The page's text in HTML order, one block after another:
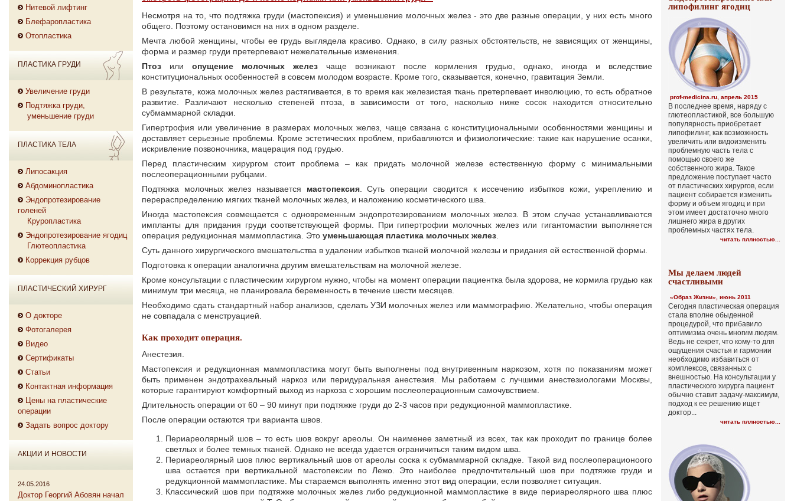
Нитевой лифтинг
Блефаропластика
Отопластика
ПЛАСТИКА ГРУДИ
Увеличение груди
Подтяжка груди,
уменьшение груди
ПЛАСТИКА ТЕЛА
Липосакция
Абдоминопластика
Эндопротезирование
голеней
Круропластика
Эндопротезирование ягодиц
Глютеопластика
Коррекция рубцов
ПЛАСТИЧЕСКИЙ ХИРУРГ
О докторе
Фотогалерея
Видео
Сертификаты
Статьи
Контактная информация
Цены на пластические
операции
Задать вопрос доктору
АКЦИИ И НОВОСТИ
24.05.2016
Доктор Георгий Абовян начал
Несмотря на то, что подтяжка груди (мастопексия) и уменьшение молочных желез - это две разные операции, у них есть много
общего. Поэтому остановимся на них в одном разделе.
Мечта любой женщины, чтобы ее грудь выглядела красиво. Однако, в силу разных обстоятельств, не зависящих от женщины,
форма и размер груди претерпевают нежелательные изменения.
Птоз или опущение молочных желез чаще возникают после кормления грудью, однако, иногда и вследствие
конституциональных особенностей в совсем молодом возрасте. Кроме того, сказывается, конечно, гравитация Земли.
В результате, кожа молочных желез растягивается, в то время как железистая ткань претерпевает инволюцию, то есть обратное
развитие. Различают несколько степеней птоза, в зависимости от того, насколько ниже сосок находится относительно
субмаммарной складки.
Гипертрофия или увеличение в размерах молочных желез, чаще связана с конституциональными особенностями женщины и
доставляет серьезные проблемы. Кроме эстетических проблем, прибавляются и физиологические: такие как нарушение осанки,
искривление позвоночника, мацерация под грудью.
Перед пластическим хирургом стоит проблема – как придать молочной железе естественную форму с минимальными
послеоперационными рубцами.
Подтяжка молочных желез называется мастопексия. Суть операции сводится к иссечению избытков кожи, укреплению и
перераспределению мягких тканей молочных желез, и наложению косметического шва.
Иногда мастопексия совмещается с одновременным эндопротезированием молочных желез. В этом случае устанавливаются
импланты для придания груди соответствующей формы. При гипертрофии молочных желез или гигантомастии выполняется
операция редукционная маммопластика. Это уменьшающая пластика молочных желез
Суть данного хирургического вмешательства в удалении избытков тканей молочной железы и придания ей естественной формы.
Подготовка к операции аналогична другим вмешательствам на молочной железе.
Кроме консультации с пластическим хирургом нужно, чтобы на момент операции пациентка была здорова, не кормила грудью как
минимум три месяца, не планировала беременность в течение шести месяцев.
Необходимо сдать стандартный набор анализов, сделать УЗИ молочных желез или маммографию. Желательно, чтобы операция
не совпадала с менструацией.
Как проходит операция.
Анестезия.
Мастопексия и редукционная маммопластика могут быть выполнены под внутривенным наркозом, хотя по показаниям может
быть применен эндотрахеальный наркоз или перидуральная анестезия. Мы работаем с лучшими анестезиологами Москвы,
которые гарантируют комфортный выход из наркоза с хорошим послеоперационным самочувствием.
Длительность операции от 60 – 90 минут при подтяжке груди до 2-3 часов при редукционной маммопластике.
После операции остаются три варианта швов.
Периареолярный шов – то есть шов вокруг ареолы. Он наименее заметный из всех, так как проходит по границе более
светлых и более темных тканей. Однако не всегда удается ограничиться таким видом шва.
Периареолярный шов плюс вертикальный шов от ареолы соска к субмаммарной складке. Такой вид послеоперационоого
шва остается при вертикальной мастопексии по Лежо. Это наиболее предпочтительный шов при подтяжке груди и
редукционной маммопластике. Мы стараемся выполнять именно этот вид операции, если позволяет ситуация.
Классический шов при подтяжке молочных желез либо редукционной маммопластике в виде периареолярного шва плюс
липофилинг ягодиц
prof-medicina.ru, апрель 2015
В последнее время, наряду с
глютеопластикой, все большую
популярность приобретает
липофилинг, как возможность
увеличить или видоизменить
проблемную часть тела с
помощью своего же
собственного жира. Такое
предложение поступает часто
от пластических хирургов, если
пациент собирается изменить
форму и объем ягодиц и при
этом имеет достаточно много
лишнего жира в других
проблемных частях тела.
читать пллностью...
Мы делаем людей
счастливыми
«Образ Жизни», июнь 2011
Сегодня пластическая операция
стала вполне обыденной
процедурой, что прибавило
оптимизма очень многим людям.
Ведь не секрет, что кому-то для
ощущения счастья и гармонии
необходимо избавиться от
комплексов, связанных с
внешностью. На консультации у
пластического хирурга пациент
обычно ставит задачу-максимум,
подход к ее решению ищет
доктор...
читать пллностью...